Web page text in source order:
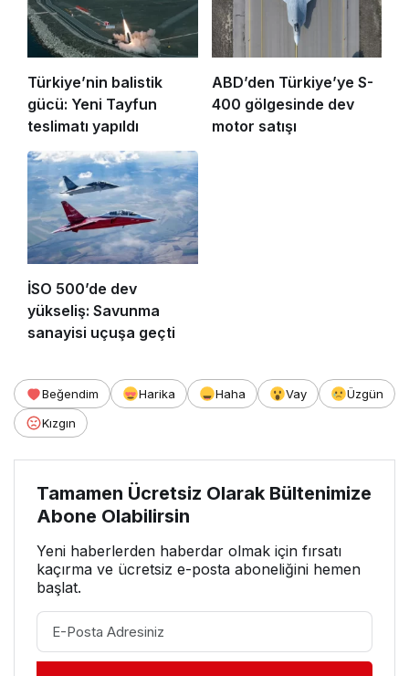
Türkiye’nin balistik
gücü: Yeni Tayfun
teslimatı yapıldı
ABD’den Türkiye’ye S-
400 gölgesinde dev
motor satışı
İSO 500’de dev
yükseliş: Savunma
sanayisi uçuşa geçti
Beğendim Harika Haha Vay
Üzgün
Kızgın
Tamamen Ücretsiz Olarak Bültenimize
Abone Olabilirsin
Yeni haberlerden haberdar olmak için fırsatı
kaçırma ve ücretsiz e-posta aboneliğini hemen
başlat.